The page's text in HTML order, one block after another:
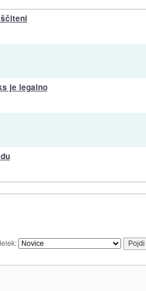
je legalno